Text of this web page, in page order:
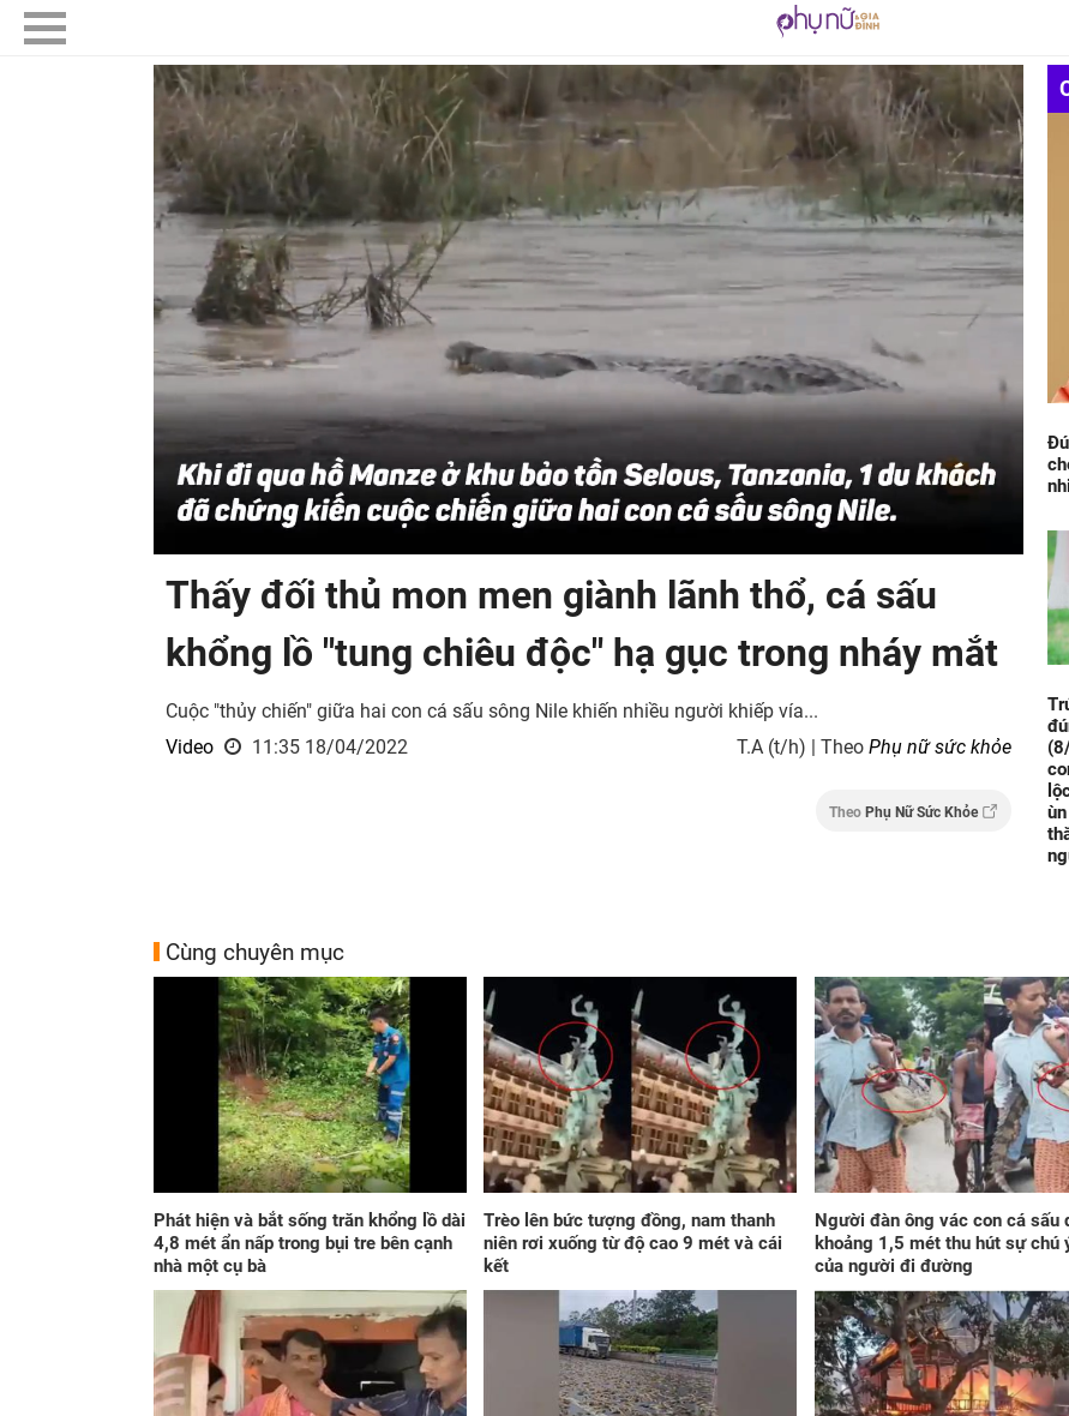
Thấy đối thủ mon men giành lãnh thổ, cá sấu
khổng lồ "tung chiêu độc" hạ gục trong nháy mắt
Cuộc "thủy chiến" giữa hai con cá sấu sông Nile khiến nhiều người khiếp vía...
Video
11:35 18/04/2022 T.A (t/h) | TheoPhụ nữ sức khỏe
TheoPhụ Nữ Sức Khỏe
Cùng chuyên mục
Phát hiện và bắt sống trăn khổng lồ dài
4,8 mét ẩn nấp trong bụi tre bên cạnh
nhà một cụ bà
Trèo lên bức tượng đồng, nam thanh
niên rơi xuống từ độ cao 9 mét và cái
kết
Người đàn ông vác con cá sấu
khoảng 1,5 mét thu hút sự chú
của người đi đường